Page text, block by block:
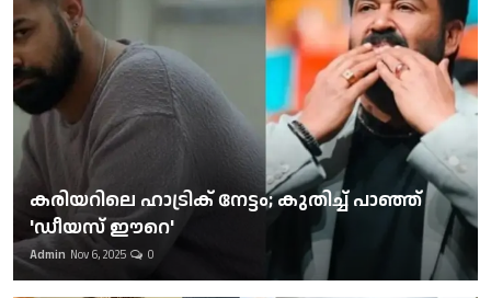
കരിയറിലെ ഹാട്രിക് നേട്ടം; കുതിച്ച് പാഞ്ഞ്
'ഡീയസ് ഈറെ'
Admin Nov 6, 2025 0